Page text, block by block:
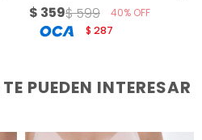
$ 359$599 40
$ 287
PUEDEN INTERESAR